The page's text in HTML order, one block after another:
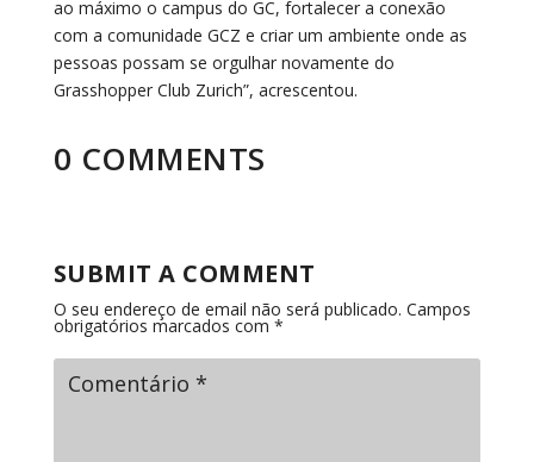
ao máximo o campus do GC, fortalecer a conexão
com a comunidade GCZ e criar um ambiente onde as
pessoas possam se orgulhar novamente do
Grasshopper Club Zurich”, acrescentou.
0 COMMENTS
SUBMIT A COMMENT
O seu endereço de email não será publicado. Campos
obrigatórios marcados com *